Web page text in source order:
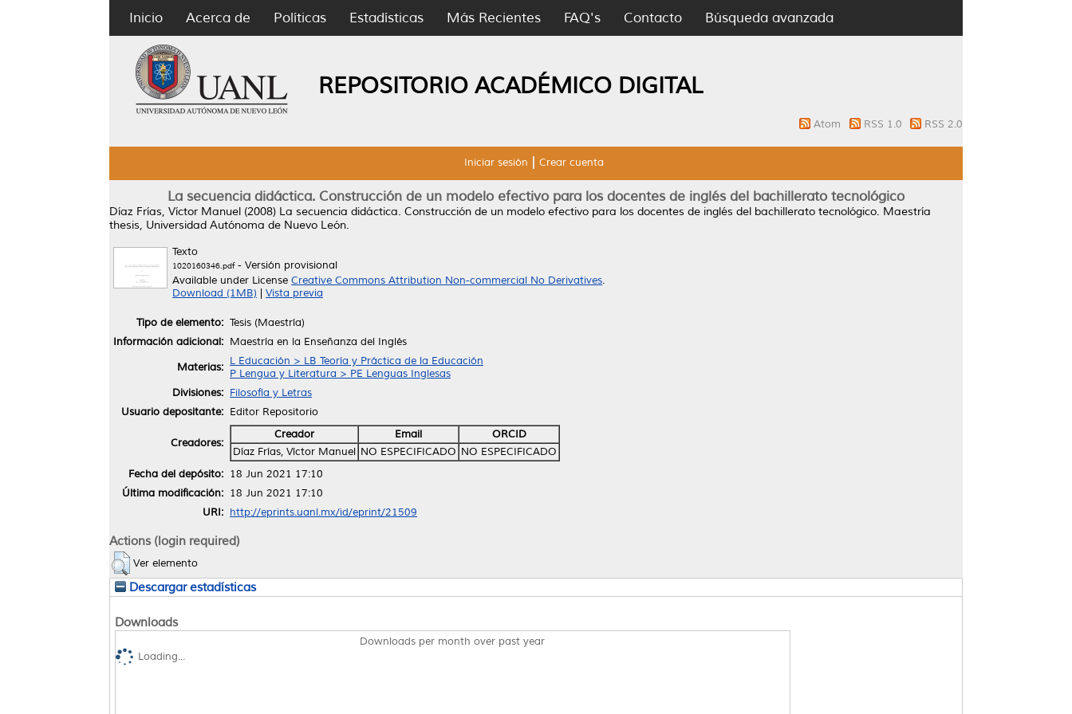
Inicio Acerca de Políticas Estadísticas Más Recientes FAQ's Contacto Búsqueda avanzada
REPOSITORIO ACADÉMICO DIGITAL
Atom RSS 1.0 RSS 2.0
Iniciar sesión Crear cuenta
La secuencia didáctica. Construcción de un modelo efectivo para los docentes de inglés del bachillerato tecnológico
Díaz Frías, Víctor Manuel (2008) La secuencia didáctica. Construcción de un modelo efectivo para los docentes de inglés del bachillerato tecnológico. Maestría
thesis, Universidad Autónoma de Nuevo León.
Texto
1020160346.pdf- Versión provisional
Available under License Creative Commons Attribution Non-commercial No Derivatives.
Download (1MB)
Vista previa
Tipo de elemento: Tesis (Maestría)
Información adicional: Maestría en la Enseñanza del Inglés
Materias: L Educación > LB Teoría y Práctica de la Educación
P Lengua y Literatura > PE Lenguas Inglesas
Divisiones: Filosofía y Letras
Usuario depositante: Editor Repositorio
Creadores:
Creador Email
ORCID
Díaz Frías, Víctor Manuel NO ESPECIFICADO NO ESPECIFICADO
Fecha del depósito: 18 Jun 2021 17:10
Última modificación: 18 Jun 2021 17:10
URI: http://eprints.uanl.mx/id/eprint/21509
Actions (login required)
Ver elemento
Descargar estadísticas
Downloads
Downloads per month over past year
Loading...